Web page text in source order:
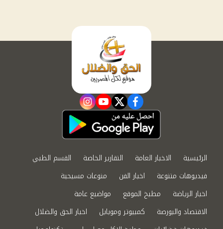
facebook
twitter
youtube
instagram
الرئيسية الاخبار العامة التقارير الخاصة
القسم الطبي
فيديوهات متنوعة
اخبار الفن
منوعات مسيحية
اخبار الرياضة
مطبخ الموقع
مواضيع عامة
الاقتصاد والبورصة
كمبيوتر وموبايل
اخبار الحق والضلال